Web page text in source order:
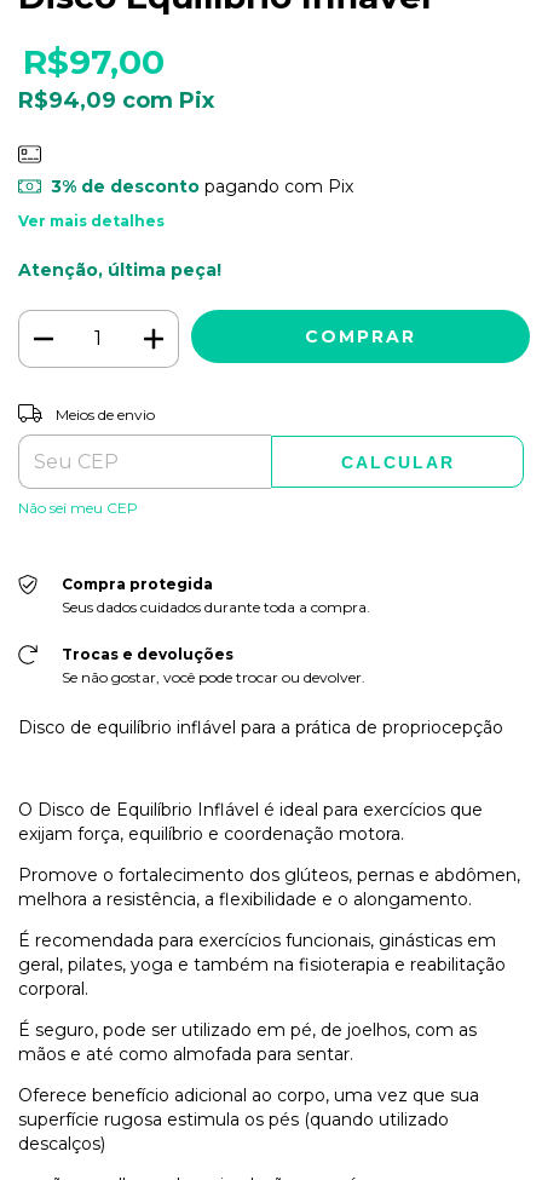
R$97,00
R$94,09 com Pix
3% de descontopagando com Pix
Ver mais detalhes
Atenção, última peça!
Entregas para o CEP:
Meios de envio
CALCULAR
Não sei meu CEP
Compra protegida
Seus dados cuidados durante toda a compra.
Trocas e devoluções
Se não gostar, você pode trocar ou devolver.
Disco de equilíbrio inflável para a prática de propriocepção
O Disco de Equilíbrio Inflável é ideal para exercícios que
exijam força, equilíbrio e coordenação motora.
Promove o fortalecimento dos glúteos, pernas e abdômen,
melhora a resistência, a flexibilidade e o alongamento.
É recomendada para exercícios funcionais, ginásticas em
geral, pilates, yoga e também na fisioterapia e reabilitação
corporal.
É seguro, pode ser utilizado em pé, de joelhos, com as
mãos e até como almofada para sentar.
Oferece benefício adicional ao corpo, uma vez que sua
superfície rugosa estimula os pés (quando utilizado
descalços)